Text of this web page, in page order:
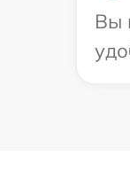
Вы